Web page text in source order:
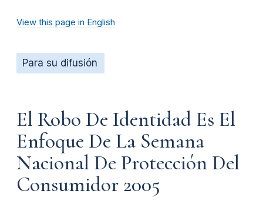
View this page in English
Para su difusión
El Robo De Identidad Es El
Enfoque De La Semana
Nacional De Protección Del
Consumidor 2005